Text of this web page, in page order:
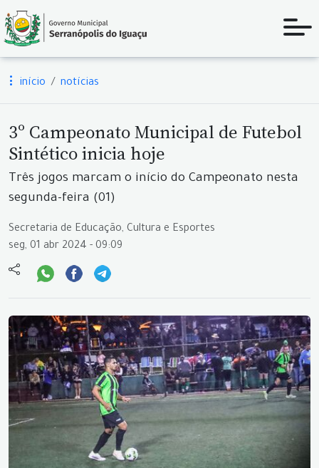
início notícias
3º Campeonato Municipal de Futebol
Sintético inicia hoje
Três jogos marcam o início do Campeonato nesta
segunda-feira (01)
Secretaria de Educação, Cultura e Esportes
seg, 01 abr 2024 - 09:09